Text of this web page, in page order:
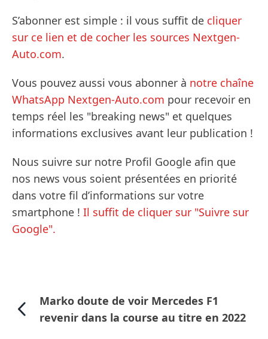
S’abonner est simple : il vous suffit de cliquer
sur ce lien et de cocher les sources Nextgen-
Auto.com.
Vous pouvez aussi vous abonner à notre chaîne
WhatsApp Nextgen-Auto.com pour recevoir en
temps réel les "breaking news" et quelques
informations exclusives avant leur publication !
Nous suivre sur notre Profil Google afin que
nos news vous soient présentées en priorité
dans votre fil d’informations sur votre
smartphone ! Il suffit de cliquer sur "Suivre sur
Google".
Marko doute de voir Mercedes F1
revenir dans la course au titre en 2022